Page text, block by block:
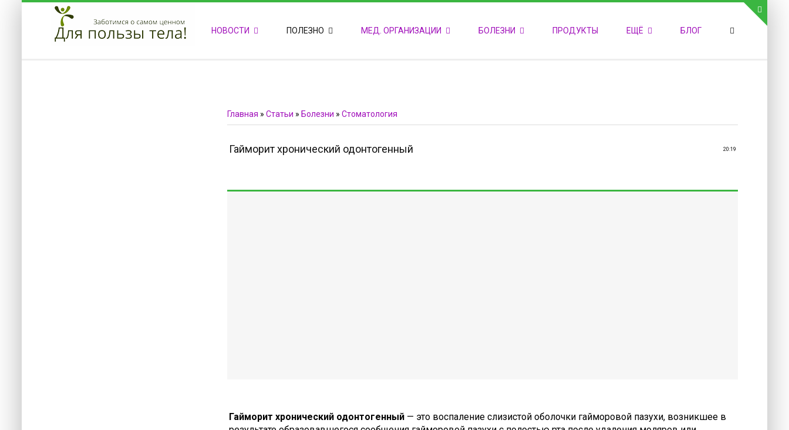
ПРИВЕТСТВУЕМ НА НАШЕМ САЙТЕ
Блок скоро обновится
ПОПУЛЯРНЫЕ НОВОСТИ СВЯЗЬ С АДМИНИСТРАЦИЕЙ САЙТА
Телефон:
НОВОСТИ ПОЛЕЗНО МЕД. ОРГАНИЗАЦИИ БОЛЕЗНИ ПРОДУКТЫ ЕЩЁ БЛОГ
Главная » Статьи » Болезни » Стоматология
20:19
Гайморит хронический одонтогенный
Гайморит хронический одонтогенный — это воспаление слизистой оболочки гайморовой пазухи, возникшее в